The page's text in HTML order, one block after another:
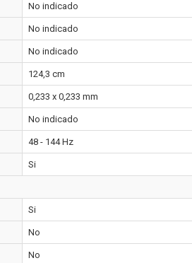
No indicado
No indicado
No indicado
124,3 cm
0,233 x 0,233 mm
No indicado
48 - 144 Hz
Si
Si
No
No